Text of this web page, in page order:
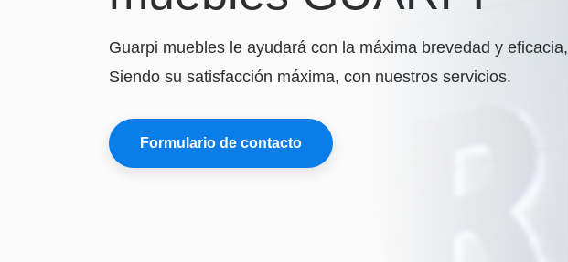
Guarpi muebles le ayudará con la máxima brevedad y eficacia,
Siendo su satisfacción máxima, con nuestros servicios.
Formulario de contacto